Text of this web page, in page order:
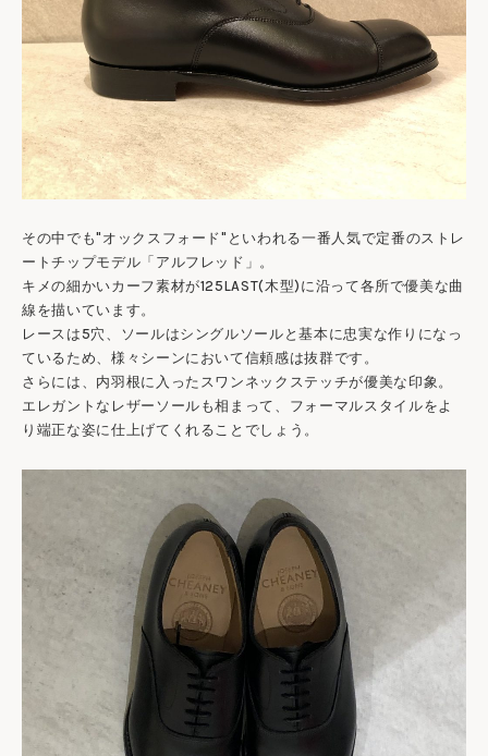
その中でも"オックスフォード"といわれる一番人気で定番のストレ
ートチップモデル「アルフレッド」。
キメの細かいカーフ素材が125LAST(木型)に沿って各所で優美な曲
線を描いています。
レースは5穴、ソールはシングルソールと基本に忠実な作りになっ
ているため、様々シーンにおいて信頼感は抜群です。
さらには、内羽根に入ったスワンネックステッチが優美な印象。
エレガントなレザーソールも相まって、フォーマルスタイルをよ
り端正な姿に仕上げてくれることでしょう。